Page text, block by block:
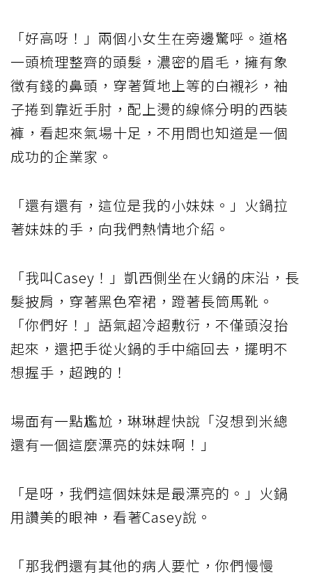
「好高呀！」兩個小女生在旁邊驚呼。道格
一頭梳理整齊的頭髮，濃密的眉毛，擁有象
徵有錢的鼻頭，穿著質地上等的白襯衫，袖
子捲到靠近手肘，配上燙的線條分明的西裝
褲，看起來氣場十足，不用問也知道是一個
成功的企業家。
「還有還有，這位是我的小妹妹。」火鍋拉
著妹妹的手，向我們熱情地介紹。
「我叫Casey！」凱西側坐在火鍋的床沿，長
髮披肩，穿著黑色窄裙，蹬著長筒馬靴。
「你們好！」語氣超冷超敷衍，不僅頭沒抬
起來，還把手從火鍋的手中縮回去，擺明不
想握手，超跩的！
場面有一點尷尬，琳琳趕快說「沒想到米總
還有一個這麼漂亮的妹妹啊！」
「是呀，我們這個妹妹是最漂亮的。」火鍋
用讚美的眼神，看著Casey說。
「那我們還有其他的病人要忙，你們慢慢